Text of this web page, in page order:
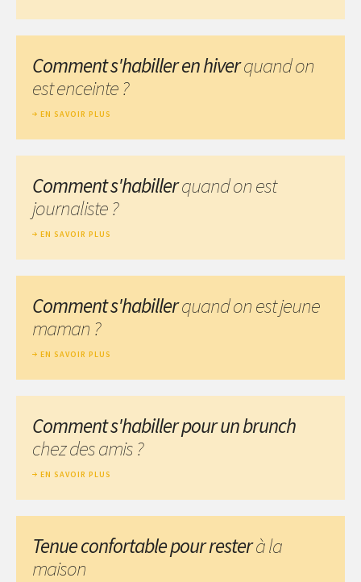
Comment s'habiller en hiverquand on
est enceinte ?
EN SAVOIR PLUS
Comment s'habillerquand on est
journaliste ?
EN SAVOIR PLUS
Comment s'habillerquand on est jeune
maman ?
EN SAVOIR PLUS
Comment s'habiller pour un brunch
chez des amis ?
EN SAVOIR PLUS
Tenue confortable pour resterà la
maison